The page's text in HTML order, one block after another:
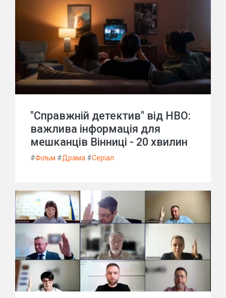
"Справжній детектив" від HBO:
важлива інформація для
мешканців Вінниці - 20 хвилин
#Фільм #Драма #Серіал